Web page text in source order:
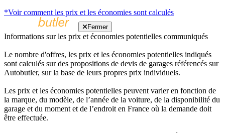
*Voir comment les prix et les économies sont calculés
Fermer
Informations sur les prix et économies potentielles communiqués
Le nombre d'offres, les prix et les économies potentielles indiqués
sont calculés sur des propositions de devis de garages référencés sur
Autobutler, sur la base de leurs propres prix individuels.
Les prix et les économies potentielles peuvent varier en fonction de
la marque, du modèle, de l’année de la voiture, de la disponibilité du
garage et du moment et de l’endroit en France où la demande doit
être effectuée.